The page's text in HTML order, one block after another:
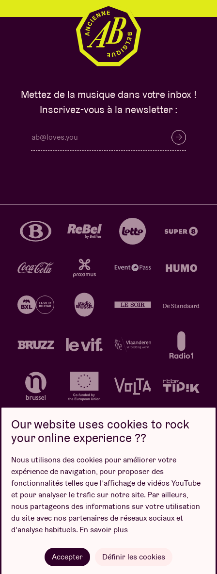
Mettez de la musique dans votre inbox !
Inscrivez-vous à la newsletter :
Politique de confidentialité
Politique de cookies
Conditions de vente
Design par
Our website uses cookies to rock
your online experience ??
Nous utilisons des cookies pour améliorer votre
expérience de navigation, pour proposer des
fonctionnalités telles que l’affichage de vidéos YouTube
et pour analyser le trafic sur notre site. Par ailleurs,
nous partageons des informations sur votre utilisation
du site avec nos partenaires de réseaux sociaux et
d’analyse habituels. En savoir plus
Accepter Définir les cookies